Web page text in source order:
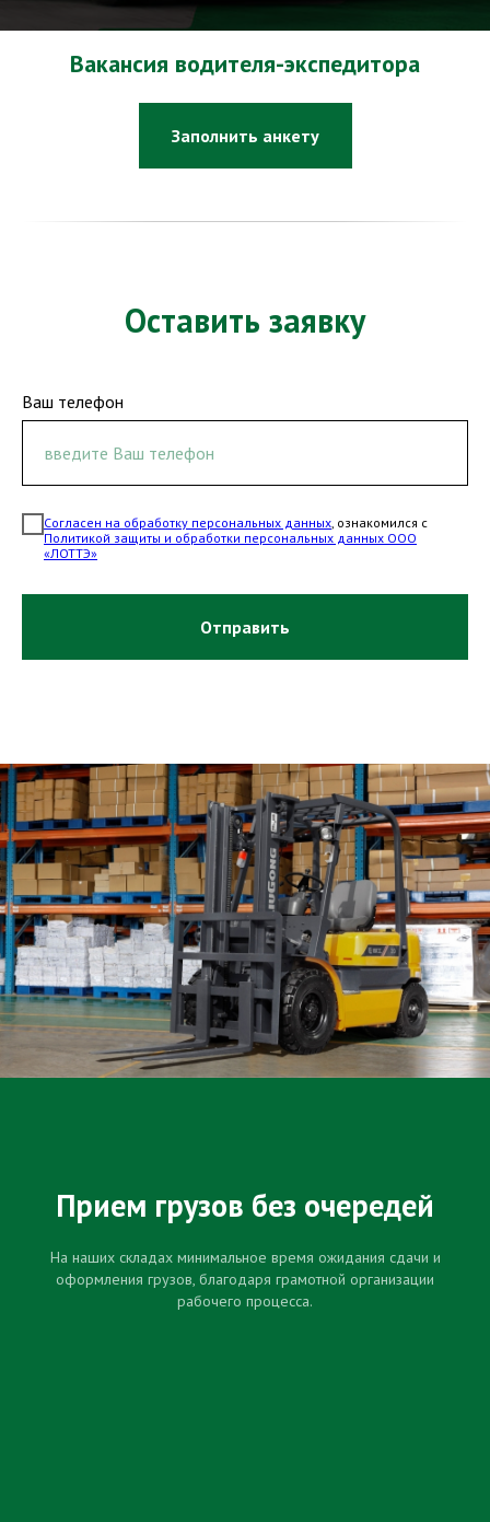
Вакансия водителя-экспедитора
Заполнить анкету
Оставить заявку
Ваш телефон
Согласен на обработку персональных данных, ознакомился с
Политикой защиты и обработки персональных данных ООО
«ЛОТТЭ»
Отправить
Прием грузов без очередей
На наших складах минимальное время ожидания сдачи и
оформления грузов, благодаря грамотной организации
рабочего процесса.